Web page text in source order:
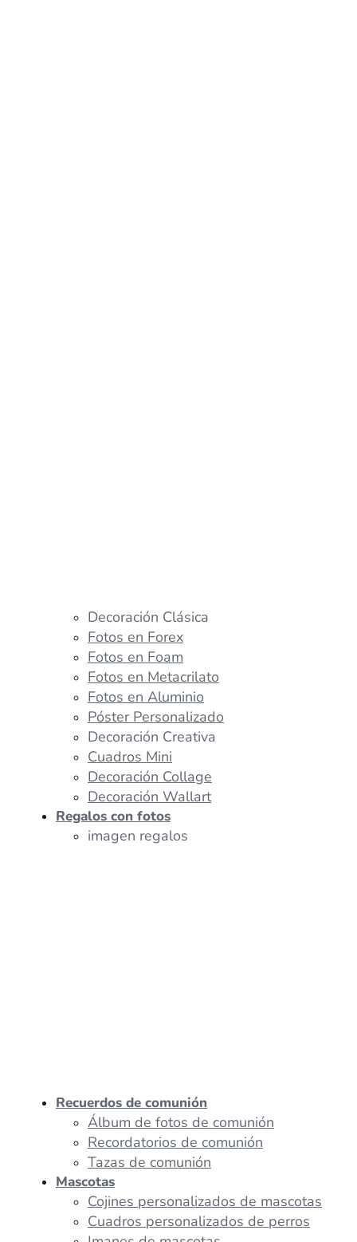
Decoración Clásica
Fotos en Forex
Fotos en Foam
Fotos en Metacrilato
Fotos en Aluminio
Póster Personalizado
Decoración Creativa
Cuadros Mini
Decoración Collage
Decoración Wallart
Regalos con fotos
imagen regalos
Recuerdos de comunión
Álbum de fotos de comunión
Recordatorios de comunión
Tazas de comunión
Mascotas
Cojines personalizados de mascotas
Cuadros personalizados de perros